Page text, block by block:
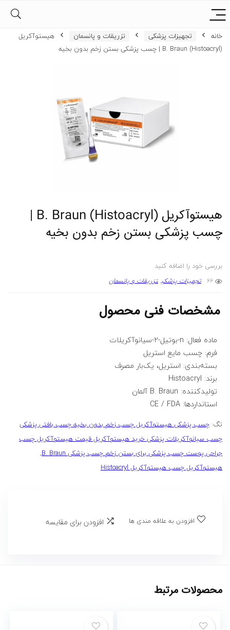
خانه تجهیزات پزشکی تزریقات و پانسمان
هیستوآکریل
(Histoacryl) B. Braun | چسب پزشکی بستن زخم بدون بخیه
هیستوآکریل (Histoacryl) B. Braun |
چسب پزشکی بستن زخم بدون بخیه
بررسی خود را اضافه کنید
66 تجهیزات پزشکی تزریقات و پانسمان
مشخصات فنی محصول
ماده فعال: n-بوتیل-۲-سیانوآکریلات
فرم: چسب مایع استریل
بسته‌بندی: استریل، یک‌بار مصرف
برند: Histoacryl
تولیدکننده: B. Braun آلمان
استانداردها: CE / FDA
تگ: چسب پزشکی هیستوآکریل چسب زخم بدون بخیه چسب بافتی پزشکی
چسب سیانوآکریلات پزشکی خرید هیستوآکریل قیمت هیستوآکریل چسب
جراحی پوست چسب پزشکی برای بستن زخم چسب پزشکی B. Braun
,
هیستوآکریل چسب هیستوآکریل Histoacryl
افزودن به علاقه مندی ها افزودن برای مقایسه
محصولات مرتبط